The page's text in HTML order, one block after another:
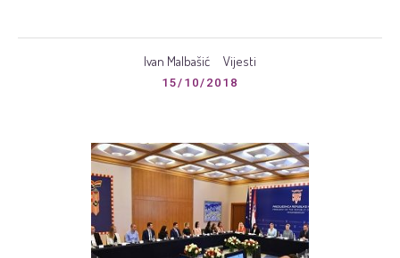
Ivan Malbašić Vijesti
15/10/2018